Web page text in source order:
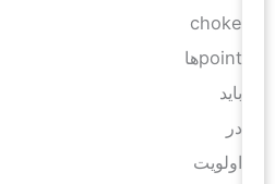
choke
pointها
اولویت